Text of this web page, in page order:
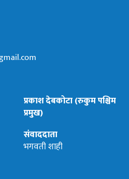
प्रकाश देबकोटा (रुकुम पश्चिम
प्रमुख)
संवाददाता
भगवती शाही